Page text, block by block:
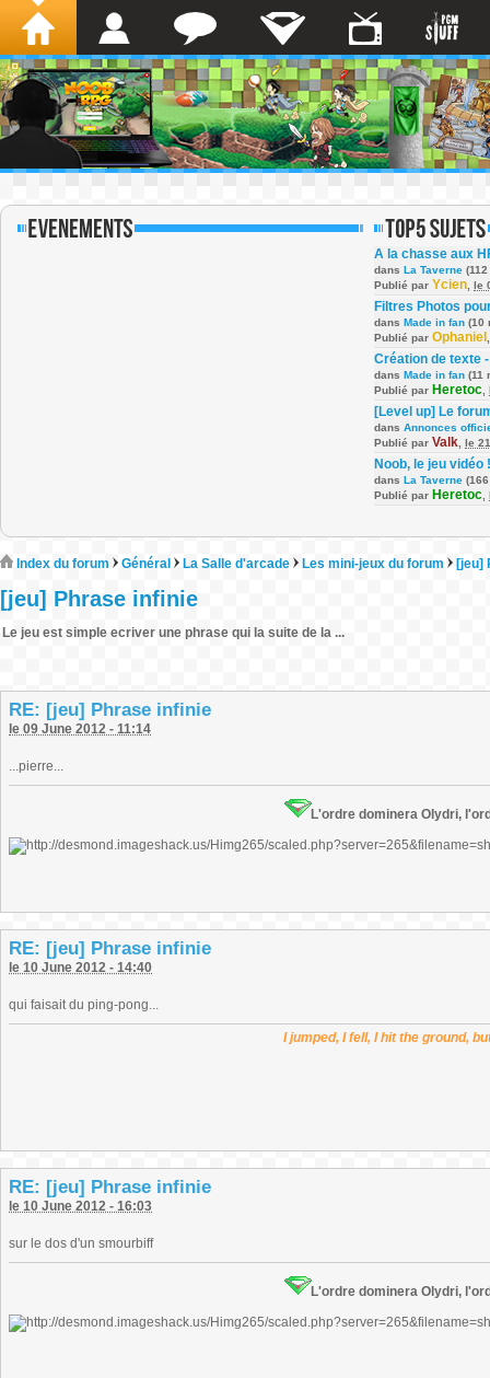
A la chasse aux
dans La Taverne
Publié par Ycien le
Filtres Photos
dans Made in fan (10
Publié par Ophaniel
Création de texte
dans Made in fan (11
Publié par Heretoc
[Level up] Le
dans Annonces
Publié par Valk le
Noob, le jeu vidéo !
dans La Taverne
Publié par Heretoc
Index du forum Général La Salle d'arcade Les mini-jeux du forum [jeu]
[jeu] Phrase infinie
Le jeu est simple ecriver une phrase qui la suite de la ...
RE: [jeu] Phrase infinie
le 09 June 2012 - 11:14
...pierre...
L'ordre dominera Olydri,
RE: [jeu] Phrase infinie
le 10 June 2012 - 14:40
qui faisait du ping-pong...
I jumped, I fell, I hit the ground,
RE: [jeu] Phrase infinie
le 10 June 2012 - 16:03
sur le dos d'un smourbiff
L'ordre dominera Olydri,